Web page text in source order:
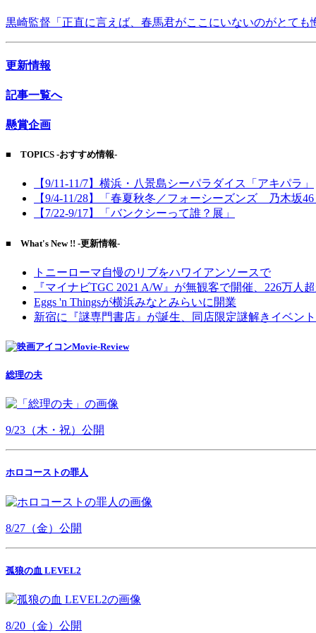
黒崎監督「正直に言えば、春馬君がここにいないのがとても
更新情報
記事一覧へ
懸賞企画
■ TOPICS -おすすめ情報-
【9/11-11/7】横浜・八景島シーパラダイス「アキパラ」
【9/4-11/28】「春夏秋冬／フォーシーズンズ 乃木坂46
【7/22-9/17】「バンクシーって誰？展」
■ What's New !! -更新情報-
トニーローマ自慢のリブをハワイアンソースで
『マイナビTGC 2021 A/W』が無観客で開催、226万人
Eggs 'n Thingsが横浜みなとみらいに開業
新宿に『謎専門書店』が誕生、同店限定謎解きイベン
Movie-Review
総理の夫
9/23（木・祝）公開
ホロコーストの罪人
8/27（金）公開
孤狼の血 LEVEL2
8/20（金）公開